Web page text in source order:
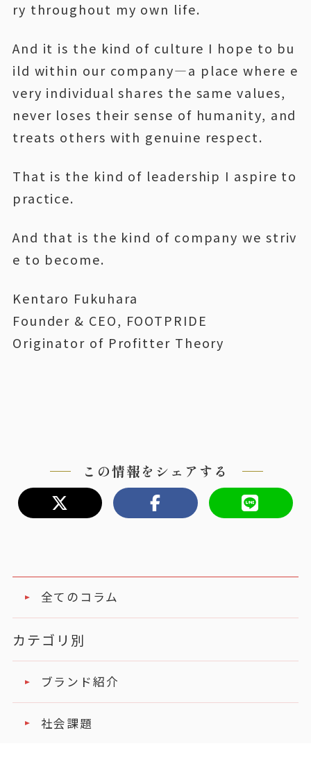
ry throughout my own life.
And it is the kind of culture I hope to bu
ild within our company—a place where e
very individual shares the same values,
never loses their sense of humanity, and
treats others with genuine respect.
That is the kind of leadership I aspire to
practice.
And that is the kind of company we striv
e to become.
Kentaro Fukuhara
Founder & CEO, FOOTPRIDE
Originator of Profitter Theory
この情報をシェアする
全てのコラム
カテゴリ別
ブランド紹介
社会課題